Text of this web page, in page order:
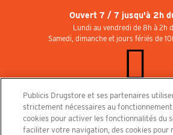
Ouvert 7 / 7 jusqu'à 2h
Lundi au vendredi de 8h à 2h
Samedi, dimanche et jours fériés de
Rejoignez-nous au
Nous recrutons pour les boutiques, le restaurant et
Publicis Drugstore et ses partenaires
strictement nécessaires au
cookies pour activer les fonctionnalités du
faciliter votre navigation, des cookies pour